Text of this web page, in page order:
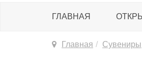
ГЛАВНАЯ
Главная Сувениры